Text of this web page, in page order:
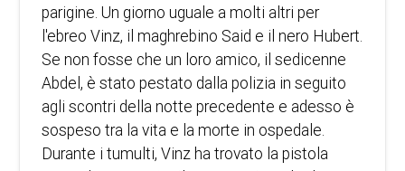
parigine. Un giorno uguale a molti altri per
l'ebreo Vinz, il maghrebino Said e il nero Hubert.
Se non fosse che un loro amico, il sedicenne
Abdel, è stato pestato dalla polizia in seguito
agli scontri della notte precedente e adesso è
sospeso tra la vita e la morte in ospedale.
Durante i tumulti, Vinz ha trovato la pistola